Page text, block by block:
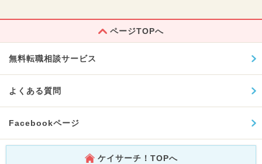
ページTOPへ
無料転職相談サービス
よくある質問
Facebookページ
ケイサーチ！TOPへ